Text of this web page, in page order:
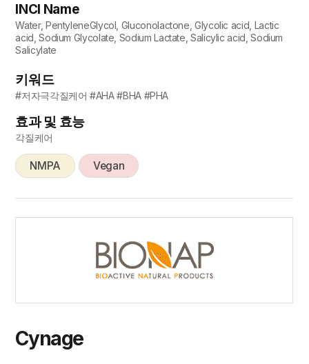
INCI Name
Water, PentyleneGlycol, Gluconolactone, Glycolic acid, Lactic
acid, Sodium Glycolate, Sodium Lactate, Salicylic acid, Sodium
Salicylate
키워드
#저자극각질케어 #AHA #BHA #PHA
효과 및 효능
각질케어
NMPA Vegan
Cynage